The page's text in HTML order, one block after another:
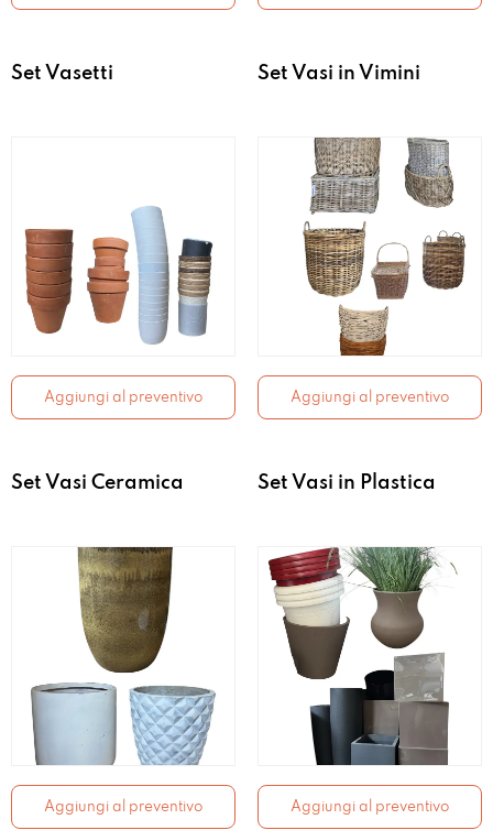
Set Vasetti
Aggiungi al preventivo
Set Vasi in Vimini
Aggiungi al preventivo
Set Vasi Ceramica
Aggiungi al preventivo
Set Vasi in Plastica
Aggiungi al preventivo